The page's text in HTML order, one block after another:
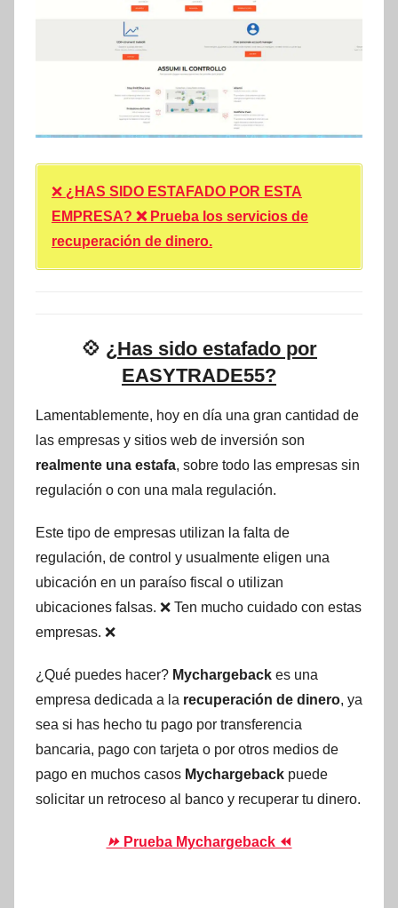
❌ ¿HAS SIDO ESTAFADO POR ESTA
EMPRESA? ❌ Prueba los servicios de
recuperación de dinero.
💠 ¿Has sido estafado por
EASYTRADE55?
Lamentablemente, hoy en día una gran cantidad de
las empresas y sitios web de inversión son
realmente una estafa, sobre todo las empresas sin
regulación o con una mala regulación.
Este tipo de empresas utilizan la falta de
regulación, de control y usualmente eligen una
ubicación en un paraíso fiscal o utilizan
ubicaciones falsas. ❌ Ten mucho cuidado con estas
empresas. ❌
¿Qué puedes hacer? Mychargeback es una
empresa dedicada a la recuperación de dinero, ya
sea si has hecho tu pago por transferencia
bancaria, pago con tarjeta o por otros medios de
pago en muchos casos Mychargeback puede
solicitar un retroceso al banco y recuperar tu dinero.
⏩ Prueba Mychargeback ⏪